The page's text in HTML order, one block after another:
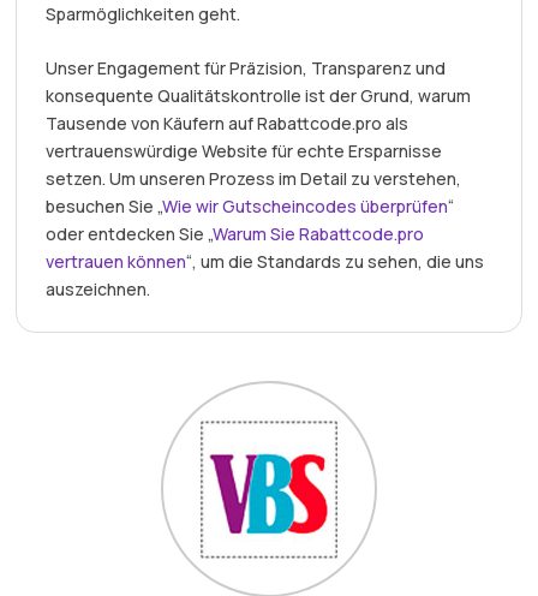
Sparmöglichkeiten geht.
Unser Engagement für Präzision, Transparenz und
konsequente Qualitätskontrolle ist der Grund, warum
Tausende von Käufern auf Rabattcode.pro als
vertrauenswürdige Website für echte Ersparnisse
setzen. Um unseren Prozess im Detail zu verstehen,
besuchen Sie „Wie wir Gutscheincodes überprüfen“
oder entdecken Sie „Warum Sie Rabattcode.pro
vertrauen können“, um die Standards zu sehen, die uns
auszeichnen.